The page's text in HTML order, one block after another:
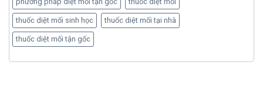
thuốc diệt mối sinh học thuốc diệt mối tại nhà
thuốc diệt mối tận gốc